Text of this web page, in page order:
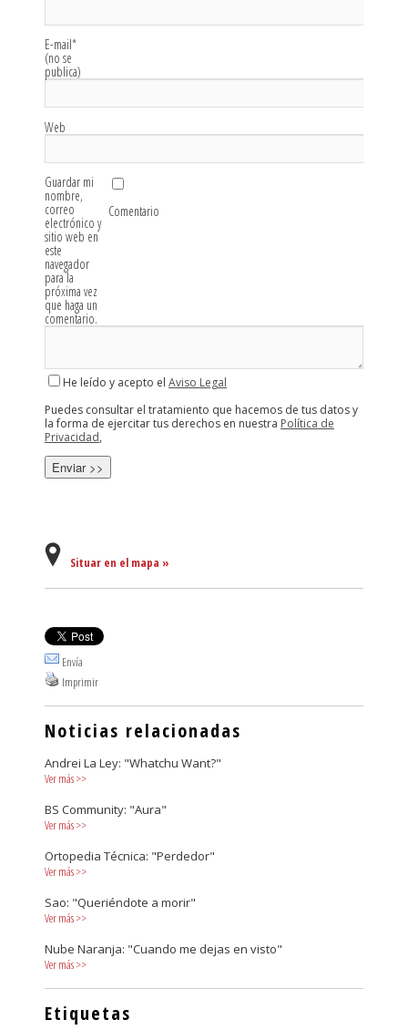
E-mail*
(no se
publica)
Web
Guardar mi
nombre,
correo
electrónico y
sitio web en
este
navegador
para la
próxima vez
que haga un
comentario.
Comentario
He leído y acepto el Aviso Legal
Puedes consultar el tratamiento que hacemos de tus datos y
la forma de ejercitar tus derechos en nuestra Política de
Privacidad,
Situar en el mapa »
Envía
Imprimir
Noticias relacionadas
Andrei La Ley: "Whatchu Want?"
Ver más>>
BS Community: "Aura"
Ver más>>
Ortopedia Técnica: "Perdedor"
Ver más>>
Sao: "Queriéndote a morir"
Ver más>>
Nube Naranja: "Cuando me dejas en visto"
Ver más>>
Etiquetas